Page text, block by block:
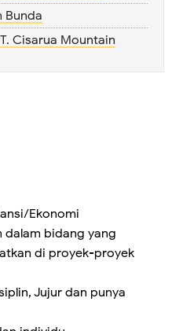
Bunda
Cisarua Mountain
Ekonomi
dalam bidang yang
di proyek-proyek
Jujur dan punya